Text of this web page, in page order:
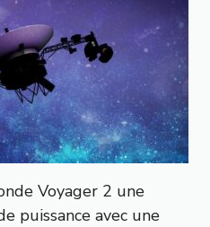
Voyager 2 une
puissance avec une